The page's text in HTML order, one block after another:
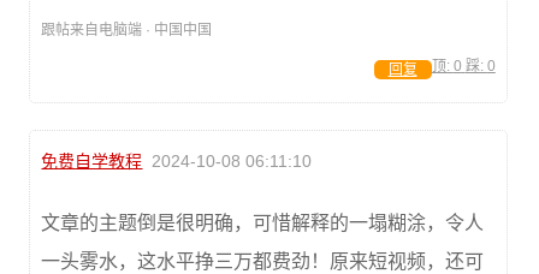
跟帖来自电脑端 · 中国中国
顶: 0 踩: 0
回复
免费自学教程 2024-10-08 06:11:10
文章的主题倒是很明确，可惜解释的一塌糊涂，令人
一头雾水，这水平挣三万都费劲！原来短视频，还可